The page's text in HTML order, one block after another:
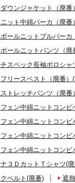
ウンジャケット（廃番
ット中綿パーカ（廃番
ールニットプルパーカ
ールニットパンツ（廃
スペック長袖ポロシャ
リースベスト（廃番）
トレッチパンツ（廃番
ェン中綿ニットコン
ェン中綿ニットコン
ェン中綿ニットコン
ェン中綿ニットコン
３ＤカットＴシャツ(
ベルト(廃番)
遮